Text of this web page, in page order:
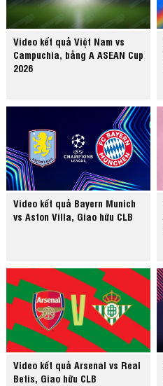
Video kết quả Việt Nam vs
Campuchia, bảng A ASEAN Cup
2026
Video kết quả Bayern Munich
vs Aston Villa, Giao hữu CLB
Video kết quả Arsenal vs Real
Betis, Giao hữu CLB